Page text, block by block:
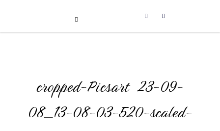
cropped-Picsart_23-09-
08_13-08-03-520-scaled-